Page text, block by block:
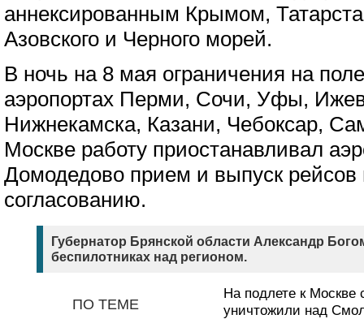
аннексированным Крымом,
Азовского и Черного морей.
В ночь на 8 мая ограничения на
аэропортах Перми, Сочи, Уфы,
Нижнекамска, Казани, Чебоксар,
Москве работу приостанавливал
Домодедово прием и выпуск рейсов
согласованию.
Губернатор Брянской области Александр
беспилотниках над регионом.
ПО ТЕМЕ
На подлете к Москве
уничтожили над